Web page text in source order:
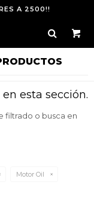
A 2500!!
esta sección.
filtrado o busca en
Motor Oil